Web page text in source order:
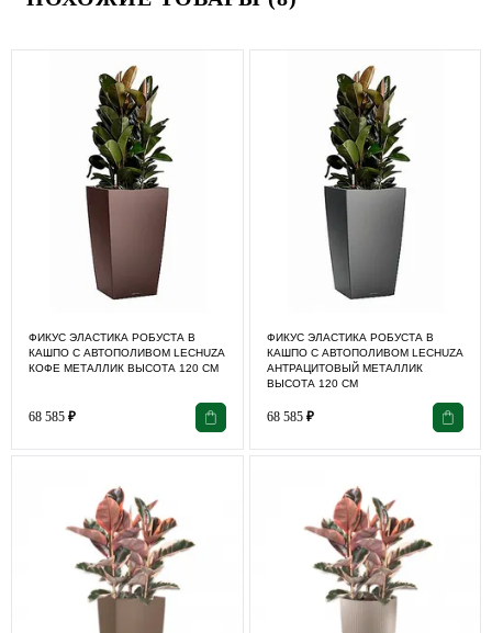
ФИКУС ЭЛАСТИКА РОБУСТА В
КАШПО С АВТОПОЛИВОМ LECHUZA
КОФЕ МЕТАЛЛИК ВЫСОТА 120 СМ
68 585 ₽
ФИКУС ЭЛАСТИКА РОБУСТА В
КАШПО С АВТОПОЛИВОМ LECHUZA
АНТРАЦИТОВЫЙ МЕТАЛЛИК
ВЫСОТА 120 СМ
68 585 ₽